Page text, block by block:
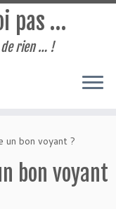
pas …
rien … !
un bon voyant ?
bon voyant